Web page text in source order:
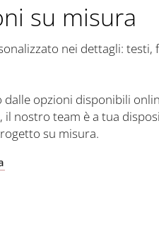
su misura
nei dettagli: testi,
dalle opzioni disponibili
nostro team è a tua
su misura.